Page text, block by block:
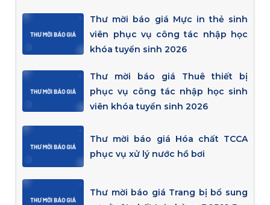
Thư mời báo giá Mực in thẻ sinh
viên phục vụ công tác nhập học
khóa tuyển sinh 2026
Thư mời báo giá Thuê thiết bị
phục vụ công tác nhập học sinh
viên khóa tuyển sinh 2026
Thư mời báo giá Hóa chất TCCA
phục vụ xử lý nước hồ bơi
Thư mời báo giá Trang bị bổ sung